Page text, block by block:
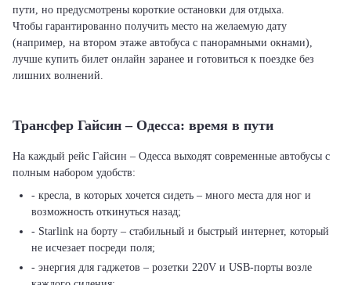
пути, но предусмотрены короткие остановки для отдыха.
Чтобы гарантированно получить место на желаемую дату
(например, на втором этаже автобуса с панорамными окнами),
лучше купить билет онлайн заранее и готовиться к поездке без
лишних волнений.
Трансфер Гайсин – Одесса: время в пути
На каждый рейс Гайсин – Одесса выходят современные автобусы с
полным набором удобств:
- кресла, в которых хочется сидеть – много места для ног и
возможность откинуться назад;
- Starlink на борту – стабильный и быстрый интернет, который
не исчезает посреди поля;
- энергия для гаджетов – розетки 220V и USB-порты возле